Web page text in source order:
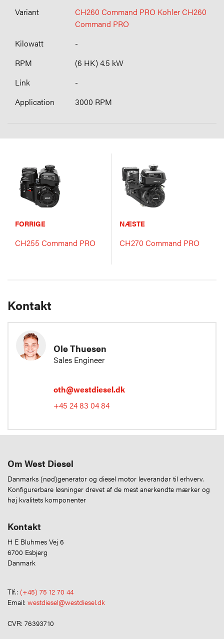
CH260 Command PRO Kohler CH260
Command PRO
-
(6 HK) 4.5 kW
-
3000 RPM
FORRIGE
CH255 Command PRO
NÆSTE
CH270 Command PRO
Kontakt
Ole Thuesen
Sales Engineer
oth@westdiesel.dk
+45 24 83 04 84
Om West Diesel
Danmarks (nød)generator og diesel motor leverandør til erhverv.
Konfigurerbare løsninger drevet af de mest anerkendte mærker og
høj kvalitets komponenter
Kontakt
H E Bluhmes Vej 6
6700 Esbjerg
Danmark
Tlf.: (+45) 75 12 70 44
Email: westdiesel@westdiesel.dk
CVR: 76393710